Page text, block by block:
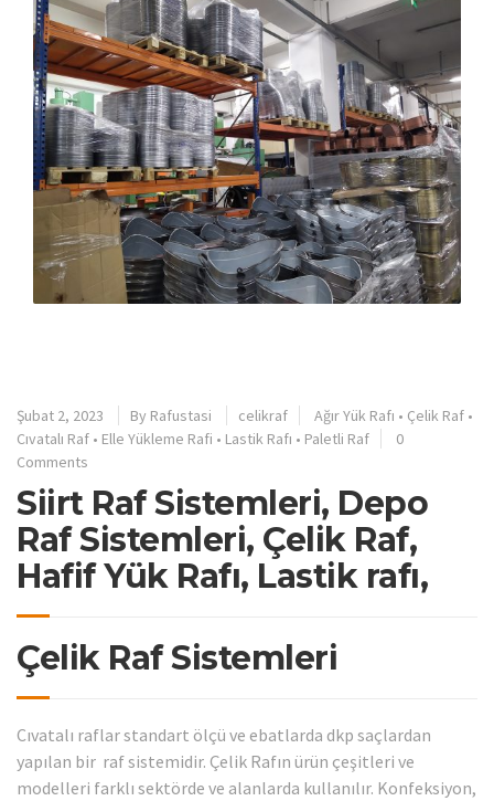
Şubat 2, 2023 By Rafustasi celikraf Ağır Yük Rafı • Çelik Raf •
Cıvatalı Raf • Elle Yükleme Rafi • Lastik Rafı • Paletli Raf
0
Comments
Siirt Raf Sistemleri, Depo
Raf Sistemleri, Çelik Raf,
Hafif Yük Rafı, Lastik rafı,
Çelik Raf Sistemleri
Cıvatalı raflar standart ölçü ve ebatlarda dkp saçlardan
yapılan bir raf sistemidir. Çelik Rafın ürün çeşitleri ve
modelleri farklı sektörde ve alanlarda kullanılır. Konfeksiyon,